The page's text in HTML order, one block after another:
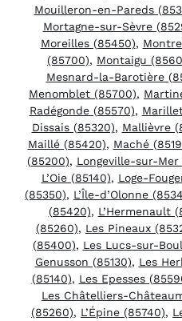
Mouilleron-en-Pareds
Mortagne-sur-Sèvre
Moreilles (85450),
(85700), Montaigu
Mesnard-la-Barotière
Menomblet (85700),
Radégonde (85570),
Dissais (85320), Mallièvre
Maillé (85420), Maché
(85200), Longeville-sur-Mer
L’Oie (85140), Loge-
(85350), L’Île-d’Olonne
(85420), L’Hermenault
(85260), Les Pineaux
(85400), Les Lucs-sur-
Genusson (85130), Les
(85140), Les Epesses
Les Châtelliers-
(85260), L’Épine (85740),